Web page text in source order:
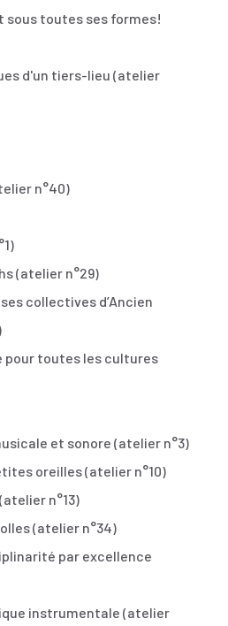
sous toutes ses formes!
d'un tiers-lieu (atelier
n°40)
(atelier n°29)
collectives d’Ancien
pour toutes les cultures
et sonore (atelier n°3)
oreilles (atelier n°10)
n°13)
(atelier n°34)
par excellence
instrumentale (atelier